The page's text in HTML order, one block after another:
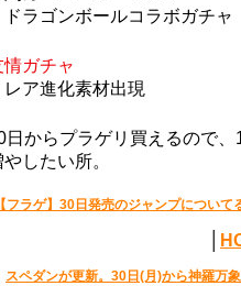
ドラゴンボールコラボガチャ
情ガチャ
レア進化素材出現
日からプラゲリ買えるので
やしたい所。
フラゲ】30日発売のジャンプについて
スペダンが更新。30日(月)から神羅万